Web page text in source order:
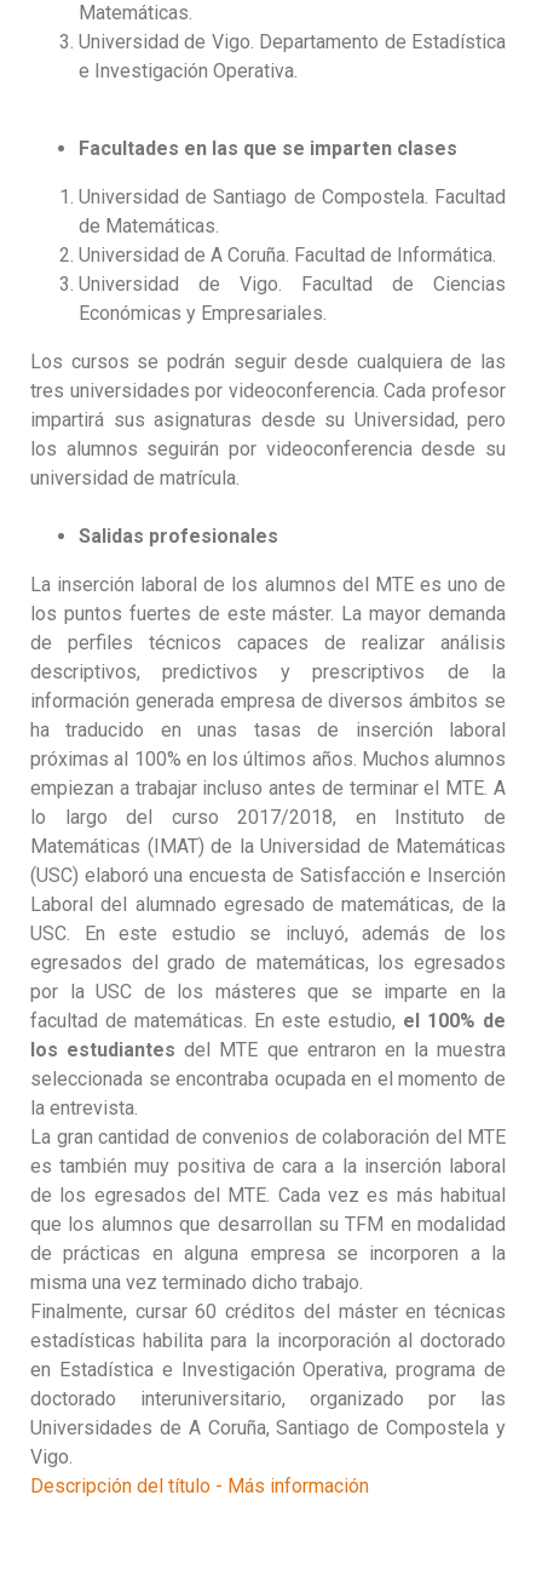
Matemáticas.
Universidad de Vigo. Departamento de Estadística
e Investigación Operativa.
Facultades en las que se imparten clases
Universidad de Santiago de Compostela. Facultad
de Matemáticas.
Universidad de A Coruña. Facultad de Informática.
Universidad de Vigo. Facultad de Ciencias
Económicas y Empresariales.
Los cursos se podrán seguir desde cualquiera de las
tres universidades por videoconferencia. Cada profesor
impartirá sus asignaturas desde su Universidad, pero
los alumnos seguirán por videoconferencia desde su
universidad de matrícula.
Salidas profesionales
La inserción laboral de los alumnos del MTE es uno de
los puntos fuertes de este máster. La mayor demanda
de perfiles técnicos capaces de realizar análisis
descriptivos, predictivos y prescriptivos de la
información generada empresa de diversos ámbitos se
ha traducido en unas tasas de inserción laboral
próximas al 100% en los últimos años. Muchos alumnos
empiezan a trabajar incluso antes de terminar el MTE. A
lo largo del curso 2017/2018, en Instituto de
Matemáticas (IMAT) de la Universidad de Matemáticas
(USC) elaboró una encuesta de Satisfacción e Inserción
Laboral del alumnado egresado de matemáticas, de la
USC. En este estudio se incluyó, además de los
egresados del grado de matemáticas, los egresados
por la USC de los másteres que se imparte en la
facultad de matemáticas. En este estudio, el 100% de
los estudiantes del MTE que entraron en la muestra
seleccionada se encontraba ocupada en el momento de
la entrevista.
La gran cantidad de convenios de colaboración del MTE
es también muy positiva de cara a la inserción laboral
de los egresados del MTE. Cada vez es más habitual
que los alumnos que desarrollan su TFM en modalidad
de prácticas en alguna empresa se incorporen a la
misma una vez terminado dicho trabajo.
Finalmente, cursar 60 créditos del máster en técnicas
estadísticas habilita para la incorporación al doctorado
en Estadística e Investigación Operativa, programa de
doctorado interuniversitario, organizado por las
Universidades de A Coruña, Santiago de Compostela y
Vigo.
Descripción del título - Más información